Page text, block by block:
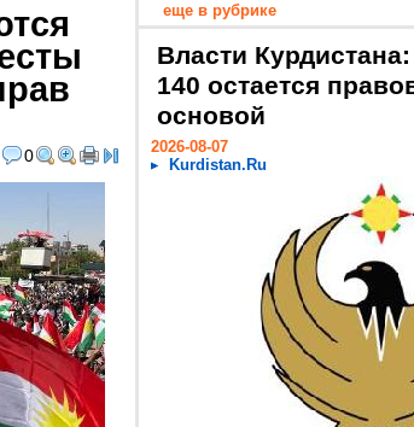
0
еще в рубрике
Власти
140 остается
основой
2026-08-07
Kurdistan.Ru